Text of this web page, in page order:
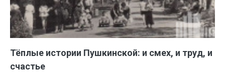
Тёплые истории Пушкинской: и смех, и труд, и
счастье